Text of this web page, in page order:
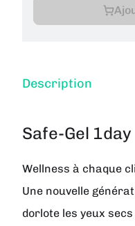
Description
Safe-Gel 1day
Wellness à chaque
Une nouvelle
dorlote les yeux